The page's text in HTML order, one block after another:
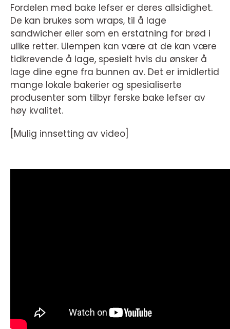
Fordelen med bake lefser er deres allsidighet.
De kan brukes som wraps, til å lage
sandwicher eller som en erstatning for brød i
ulike retter. Ulempen kan være at de kan være
tidkrevende å lage, spesielt hvis du ønsker å
lage dine egne fra bunnen av. Det er imidlertid
mange lokale bakerier og spesialiserte
produsenter som tilbyr ferske bake lefser av
høy kvalitet.
[Mulig innsetting av video]